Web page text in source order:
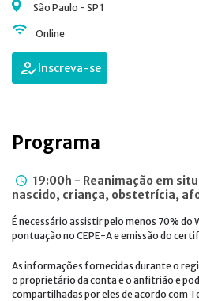
São Paulo - SP 1
Online
Inscreva-se
Programa
19:00h - Reanimação em
nascido, criança, obstetrícia,
É necessário assistir pelo menos 70% do
pontuação no CEPE-A e emissão do
As informações fornecidas durante o
o proprietário da conta e o anfitrião e
compartilhadas por eles de acordo com